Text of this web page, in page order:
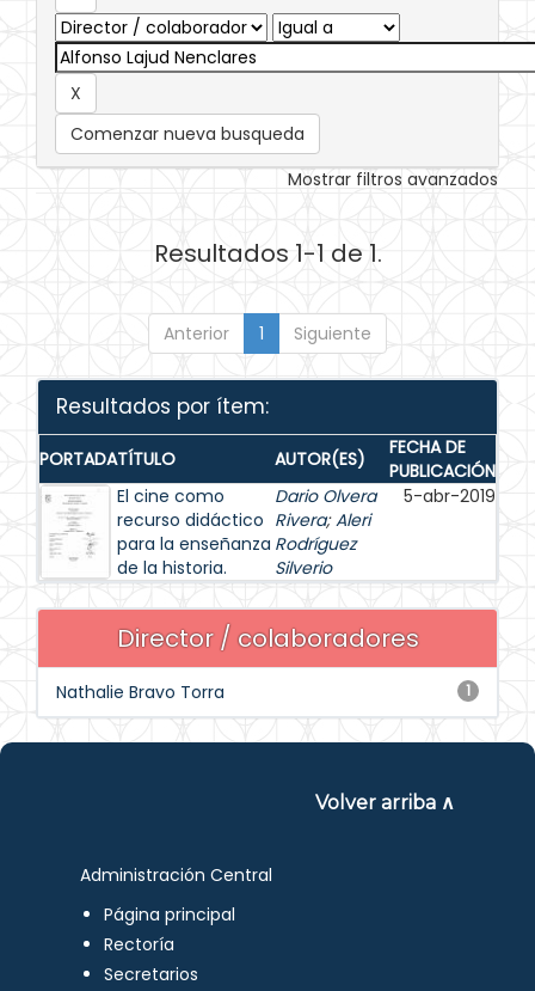
Comenzar nueva busqueda
Mostrar filtros avanzados
Resultados 1-1 de 1.
Anterior 1 Siguiente
Resultados por ítem:
PORTADATÍTULO AUTOR(ES)
FECHA DE
PUBLICACIÓN
El cine como
recurso didáctico
para la enseñanza
de la historia.
Dario Olvera
Rivera;Aleri
Rodríguez
Silverio
5-abr-2019
Director / colaboradores
1
Nathalie Bravo Torra
Volver arriba ∧
Administración Central
Página principal
Rectoría
Secretarios